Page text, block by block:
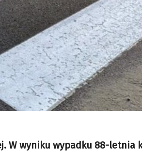
W wyniku wypadku 88-letnia